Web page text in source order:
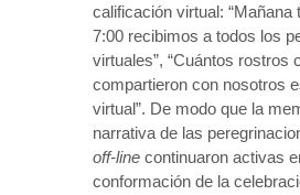
calificación virtual: “Mañana
7:00 recibimos a todos los
virtuales”, “Cuántos rostros
compartieron con nosotros
virtual”. De modo que la
narrativa de las
off-line continuaron activas
conformación de la